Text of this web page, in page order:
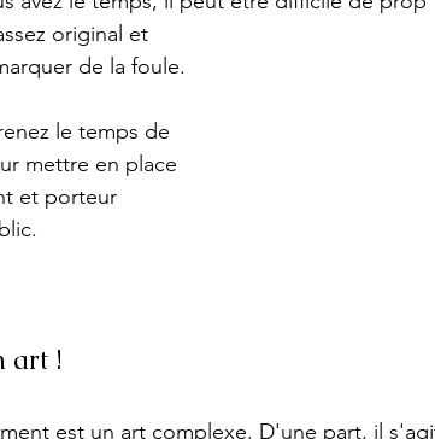
original et
de la foule.
le temps de
mettre en place
et porteur
art !
est un art complexe. D'une part, il